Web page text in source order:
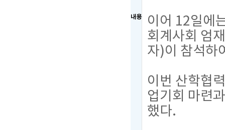
내용
이어 12일에
회계사회 엄
자)이 참석하
이번 산학협
업기회 마련
했다.